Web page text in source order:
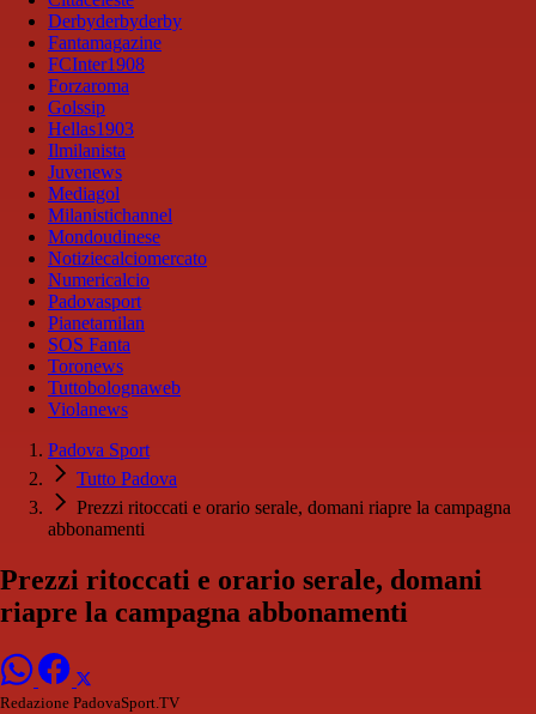
Derbyderbyderby
Fantamagazine
FCInter1908
Forzaroma
Golssip
Hellas1903
Ilmilanista
Juvenews
Mediagol
Milanistichannel
Mondoudinese
Notiziecalciomercato
Numericalcio
Padovasport
Pianetamilan
SOS Fanta
Toronews
Tuttobolognaweb
Violanews
Padova Sport
Tutto Padova
Prezzi ritoccati e orario serale, domani riapre la campagna
abbonamenti
Prezzi ritoccati e orario serale, domani
riapre la campagna abbonamenti
Redazione PadovaSport.TV